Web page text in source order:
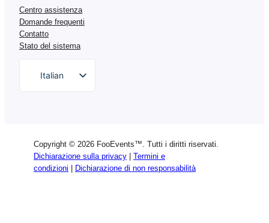
Centro assistenza
Domande frequenti
Contatto
Stato del sistema
Italian
Spanish
Portuguese
Copyright © 2026 FooEvents™. Tutti i diritti riservati.
Dichiarazione sulla privacy
Termini e
condizioni
Dichiarazione di non responsabilità